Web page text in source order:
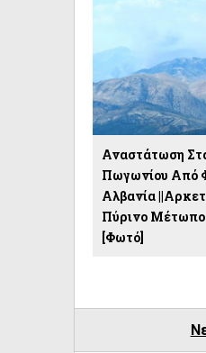
Αναστάτωση
Πωγωνίου Από
Αλβανία
Πύρινο
[φωτό]